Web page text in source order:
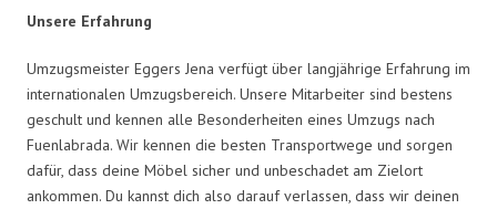
Unsere Erfahrung
Umzugsmeister Eggers Jena verfügt über langjährige Erfahrung im
internationalen Umzugsbereich. Unsere Mitarbeiter sind bestens
geschult und kennen alle Besonderheiten eines Umzugs nach
Fuenlabrada. Wir kennen die besten Transportwege und sorgen
dafür, dass deine Möbel sicher und unbeschadet am Zielort
ankommen. Du kannst dich also darauf verlassen, dass wir deinen